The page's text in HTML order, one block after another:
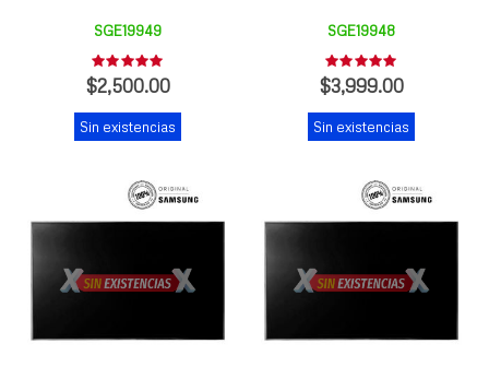
SGE19949
Rating:
0%
$2,500.00
Sin existencias
SGE19948
Rating:
0%
$3,999.00
Sin existencias